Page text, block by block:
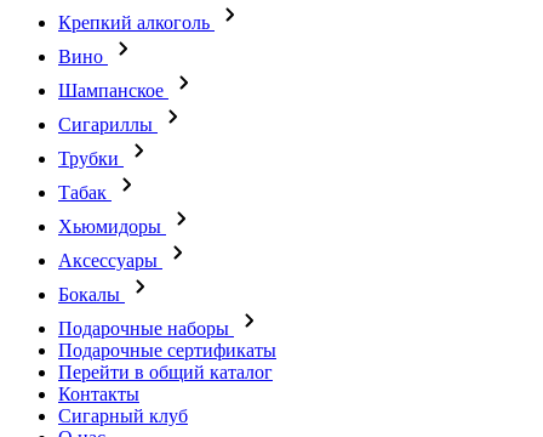
Крепкий алкоголь
Вино
Шампанское
Сигариллы
Трубки
Табак
Хьюмидоры
Аксессуары
Бокалы
Подарочные наборы
Подарочные сертификаты
Перейти в общий каталог
Контакты
Сигарный клуб